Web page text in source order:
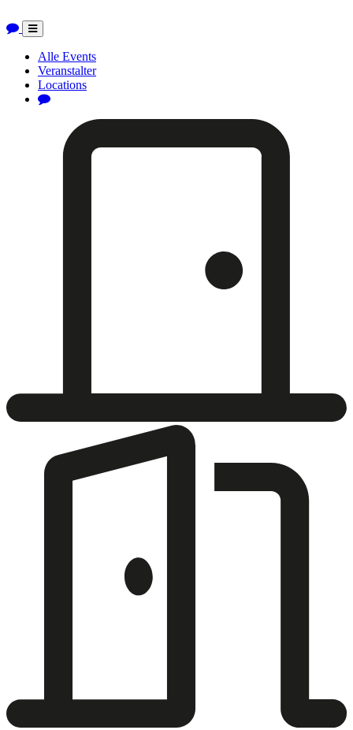
Toggle
navigation
Alle Events
Veranstalter
Locations